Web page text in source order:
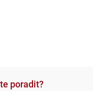
poradit?